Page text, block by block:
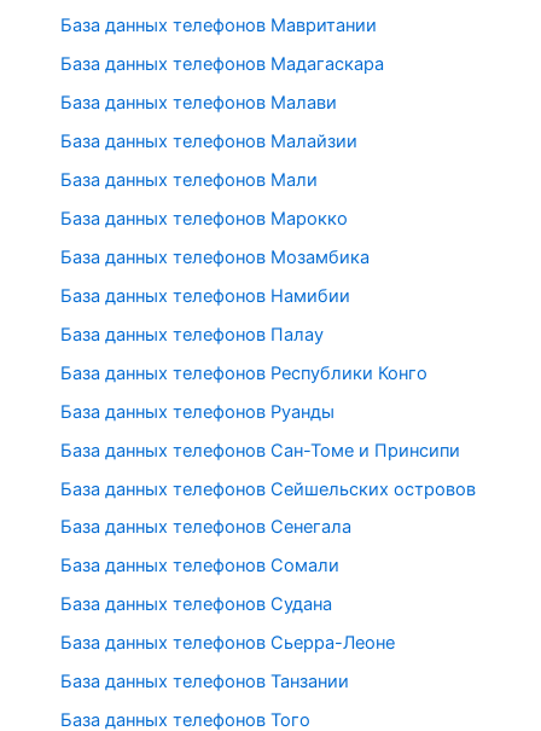
База данных телефонов Мавритании
База данных телефонов Мадагаскара
База данных телефонов Малави
База данных телефонов Малайзии
База данных телефонов Мали
База данных телефонов Марокко
База данных телефонов Мозамбика
База данных телефонов Намибии
База данных телефонов Палау
База данных телефонов Республики Конго
База данных телефонов Руанды
База данных телефонов Сан-Томе и Принсипи
База данных телефонов Сейшельских островов
База данных телефонов Сенегала
База данных телефонов Сомали
База данных телефонов Судана
База данных телефонов Сьерра-Леоне
База данных телефонов Танзании
База данных телефонов Того